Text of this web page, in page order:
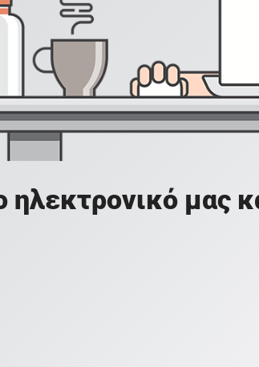
ηλεκτρονικό μας